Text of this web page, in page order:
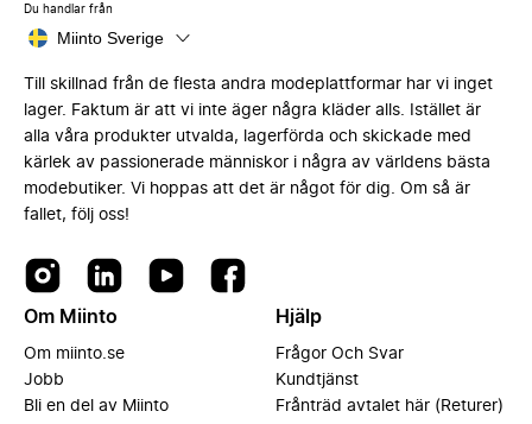
Du handlar från
Miinto Sverige
Till skillnad från de flesta andra modeplattformar har vi inget
lager. Faktum är att vi inte äger några kläder alls. Istället är
alla våra produkter utvalda, lagerförda och skickade med
kärlek av passionerade människor i några av världens bästa
modebutiker. Vi hoppas att det är något för dig. Om så är
fallet, följ oss!
Om Miinto
Om miinto.se
Jobb
Bli en del av Miinto
Hjälp
Frågor Och Svar
Kundtjänst
Frånträd avtalet här (Returer)